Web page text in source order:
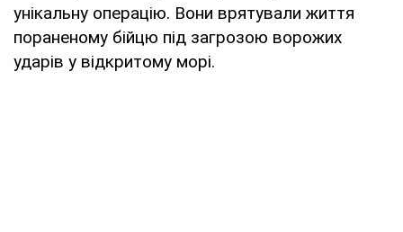
унікальну операцію. Вони врятували життя
пораненому бійцю під загрозою ворожих
ударів у відкритому морі.